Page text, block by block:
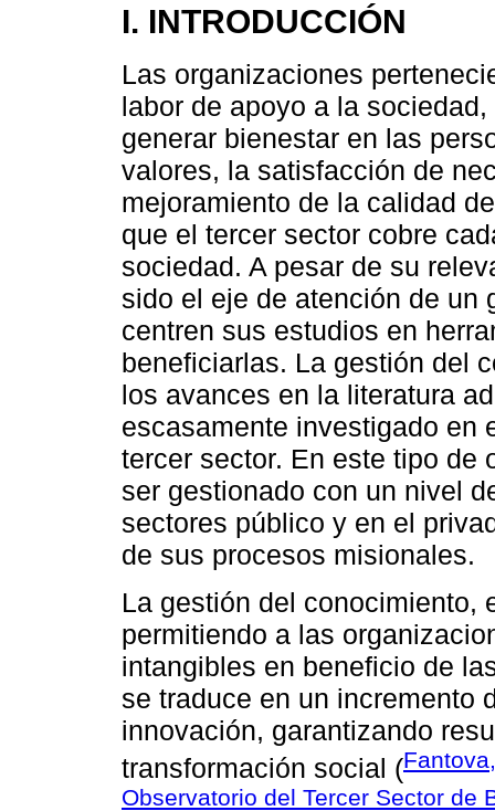
I. INTRODUCCIÓN
Las organizaciones
labor de apoyo a la
generar bienestar en las
valores, la satisfacción de
mejoramiento de la calidad
que el tercer sector cobre
sociedad. A pesar de su
sido el eje de atención de un
centren sus estudios en
beneficiarlas. La gestión del
los avances en la literatura
escasamente investigado en
tercer sector. En este tipo de
ser gestionado con un nivel
sectores público y en el
de sus procesos misionales.
La gestión del conocimiento,
permitiendo a las
intangibles en beneficio de
se traduce en un incremento
innovación, garantizando
transformación social (
Observatorio del Tercer Sector de